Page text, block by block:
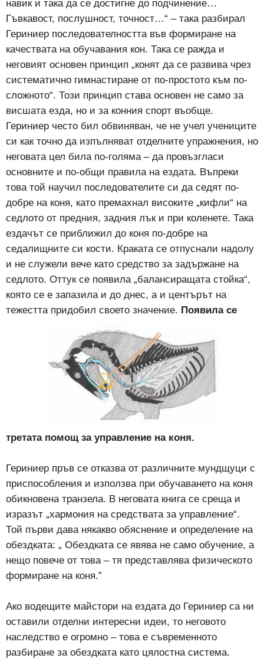
навик и така да се достигне до подчинение…
Гъвкавост, послушност, точност…“ – така разбирал
Гериниер последователността във формиране на
качествата на обучавания кон. Така се ражда и
неговият основен принцип „конят да се развива чрез
систематично гимнастиране от по-простото към по-
сложното“. Този принцип става основен не само за
висшата езда, но и за конния спорт въобще.
Гериниер често бил обвиняван, че не учел учениците
си как точно да изпълняват отделните упражнения, но
неговата цел била по-голяма – да провъзгласи
основните и по-общи правила на ездата. Въпреки
това той научил последователите си да седят по-
добре на коня, като премахнал високите „кифли“ на
седлото от предния, задния лък и при коленете. Така
ездачът се приближил до коня по-добре на
седалищните си кости. Краката се отпуснали надолу
и не служели вече като средство за задържане на
седлото. Оттук се появила „балансиращата стойка“,
която се е запазила и до днес, а и центърът на
тежестта придобил своето значение. Появила се
третата помощ за управление на коня.
Гериниер пръв се отказва от различните мундщуци с
приспособления и използва при обучаването на коня
обикновена транзела. В неговата книга се среща и
изразът „хармония на средствата за управление“.
Той първи дава някакво обяснение и определение на
обездката: „ Обездката се явява не само обучение, а
нещо повече от това – тя представлява физическото
формиране на коня.”
Ако водещите майстори на ездата до Гериниер са ни
оставили отделни интересни идеи, то неговото
наследство е огромно – това е съвременното
разбиране за обездката като цялостна система.